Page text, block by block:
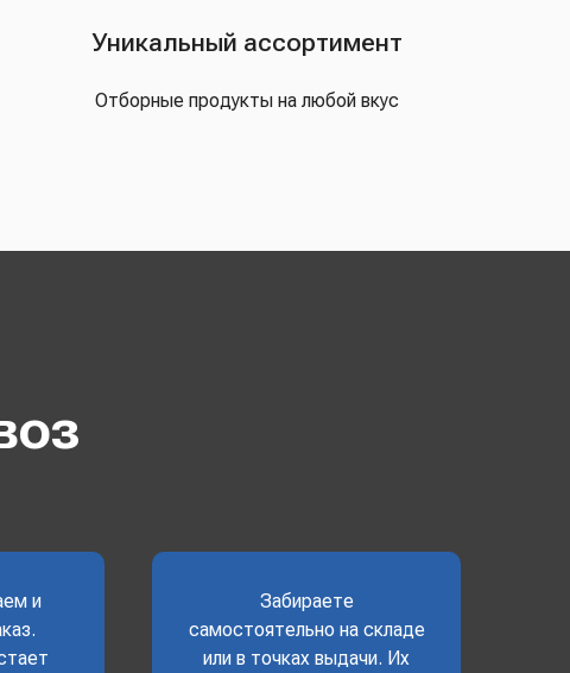
Уникальный ассортимент
Отборные продукты на любой вкус
и
Забираете
самостоятельно на складе
или в точках выдачи. Их